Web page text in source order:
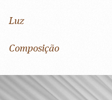
Luz
Composição